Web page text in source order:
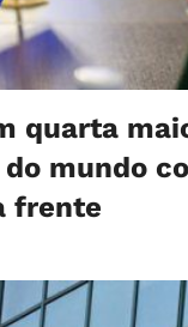
quarta
mundo
frente